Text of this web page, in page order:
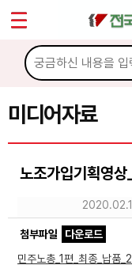
미디어자료
노조가입기획영
첨부파일
다운로드
민주노총_1편_최종_납품
마이페이지
소개
소식
문서자료